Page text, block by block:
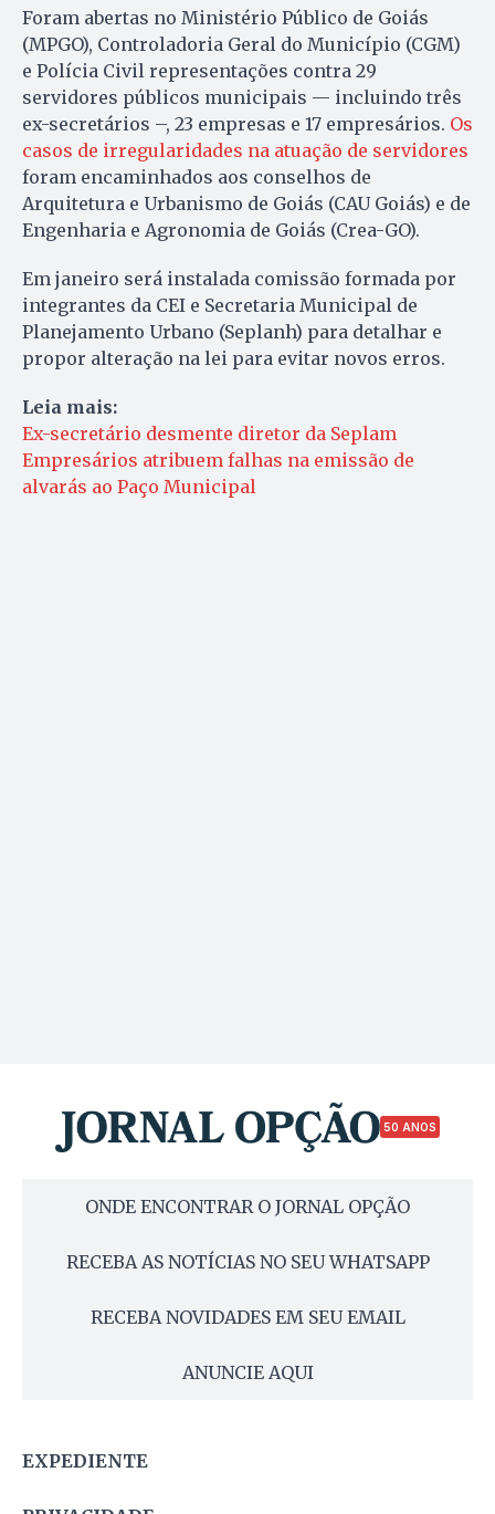
Foram abertas no Ministério Público de Goiás
(MPGO), Controladoria Geral do Município (CGM)
e Polícia Civil representações contra 29
servidores públicos municipais — incluindo três
ex-secretários –, 23 empresas e 17 empresários. Os
casos de irregularidades na atuação de servidores
foram encaminhados aos conselhos de
Arquitetura e Urbanismo de Goiás (CAU Goiás) e de
Engenharia e Agronomia de Goiás (Crea-GO).
Em janeiro será instalada comissão formada por
integrantes da CEI e Secretaria Municipal de
Planejamento Urbano (Seplanh) para detalhar e
propor alteração na lei para evitar novos erros.
Leia mais:
Ex-secretário desmente diretor da Seplam
Empresários atribuem falhas na emissão de
alvarás ao Paço Municipal
50 ANOS
ONDE ENCONTRAR O JORNAL OPÇÃO
RECEBA AS NOTÍCIAS NO SEU WHATSAPP
RECEBA NOVIDADES EM SEU EMAIL
ANUNCIE AQUI
EXPEDIENTE